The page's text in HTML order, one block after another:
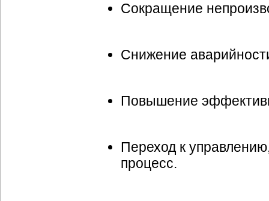
Сокращение
Снижение
Повышение
Переход к
процесс.